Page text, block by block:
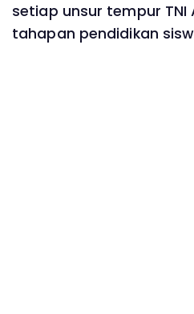
setiap unsur tempur TNI
tahapan pendidikan